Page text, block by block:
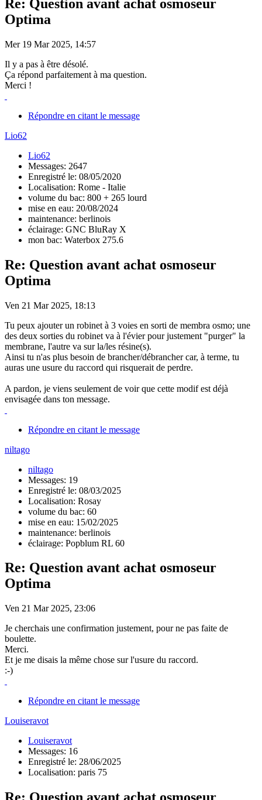
Re: Question avant achat osmoseur
Optima
Mer 19 Mar 2025, 14:57
Il y a pas à être désolé.
Ça répond parfaitement à ma question.
Merci !
Répondre en citant le message
Lio62
Lio62
Messages: 2647
Enregistré le: 08/05/2020
Localisation: Rome - Italie
volume du bac: 800 + 265 lourd
mise en eau: 20/08/2024
maintenance: berlinois
éclairage: GNC BluRay X
mon bac: Waterbox 275.6
Re: Question avant achat osmoseur
Optima
Ven 21 Mar 2025, 18:13
Tu peux ajouter un robinet à 3 voies en sorti de membra osmo; une
des deux sorties du robinet va à l'évier pour justement "purger" la
membrane, l'autre va sur la/les résine(s).
Ainsi tu n'as plus besoin de brancher/débrancher car, à terme, tu
auras une usure du raccord qui risquerait de perdre.
A pardon, je viens seulement de voir que cette modif est déjà
envisagée dans ton message.
Répondre en citant le message
niltago
niltago
Messages: 19
Enregistré le: 08/03/2025
Localisation: Rosay
volume du bac: 60
mise en eau: 15/02/2025
maintenance: berlinois
éclairage: Popblum RL 60
Re: Question avant achat osmoseur
Optima
Ven 21 Mar 2025, 23:06
Je cherchais une confirmation justement, pour ne pas faite de
boulette.
Merci.
Et je me disais la même chose sur l'usure du raccord.
:-)
Répondre en citant le message
Louiseravot
Louiseravot
Messages: 16
Enregistré le: 28/06/2025
Localisation: paris 75